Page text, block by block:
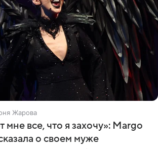
Жарова
мне все, что я захочу»: Margo
о своем муже